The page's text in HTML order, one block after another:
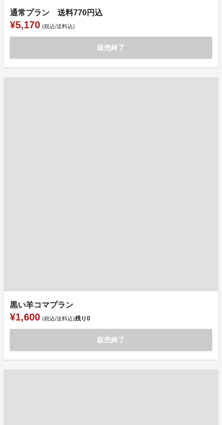
通常プラン 送料770円込
¥5,170 (税込/送料込)
販売終了
黒い羊コマプラン
¥1,600 (税込/送料込)残り0
販売終了